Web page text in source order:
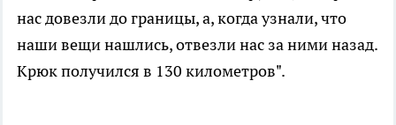
нас довезли до границы, а, когда узнали, что
наши вещи нашлись, отвезли нас за ними назад.
Крюк получился в 130 километров".